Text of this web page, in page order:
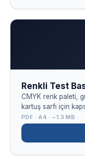
Renkli Test
CMYK renk paleti,
kartuş sarfı için
PDF · A4 · ~1.3 MB